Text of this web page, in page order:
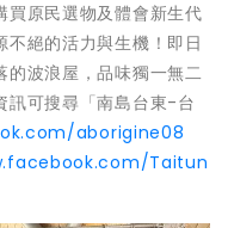
買原民選物及體會新生代
絕的活力與生機！即日
的波浪屋，品味獨一無二
訊可搜尋「南島台東-台
aborigine08
Taitun